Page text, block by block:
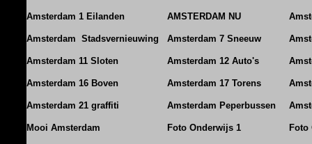
Amsterdam 1 Eilanden AMSTERDAM NU
Amsterdam Stadsvernieuwing Amsterdam 7 Sneeuw
Amsterdam 11 Sloten Amsterdam 12 Auto's
Amsterdam 16 Boven Amsterdam 17 Torens
Amsterdam 21 graffiti Amsterdam Peperbussen
Mooi Amsterdam Foto Onderwijs 1 Foto